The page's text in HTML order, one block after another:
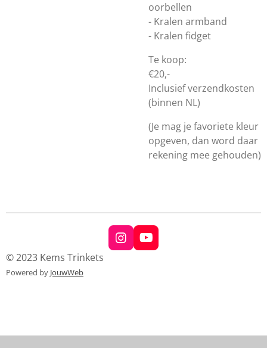
oorbellen
- Kralen armband
- Kralen fidget
Te koop:
€20,-
Inclusief verzendkosten
(binnen NL)
(Je mag je favoriete kleur
opgeven, dan word daar
rekening mee gehouden)
I
n
m
Y
o
© 2023 Kems Trinkets
Powered by JouwWeb